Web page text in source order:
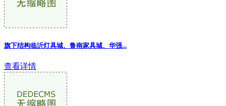
旗下结构临沂灯具城、鲁南家具城、华强...
查看详情